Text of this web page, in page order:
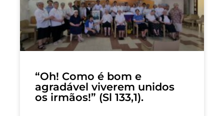
“Oh! Como é bom e
agradável viverem unidos
os irmãos!” (Sl 133,1).